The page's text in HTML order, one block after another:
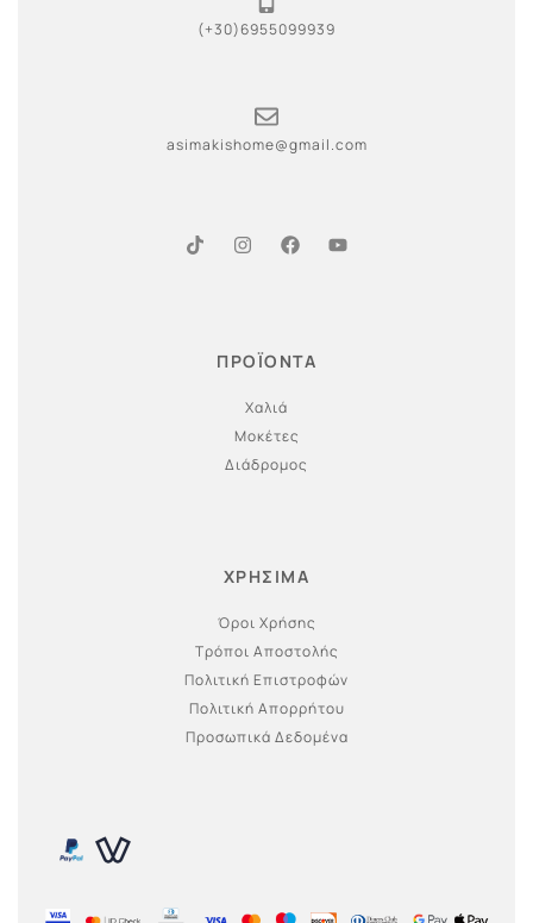
(+30)6955099939
asimakishome@gmail.com
ΠΡΟΪΟΝΤΑ
Χαλιά
Μοκέτες
Διάδρομος
ΧΡΗΣΙΜΑ
Όροι Χρήσης
Τρόποι Αποστολής
Πολιτική Επιστροφών
Πολιτική Απορρήτου
Προσωπικά Δεδομένα